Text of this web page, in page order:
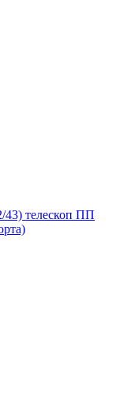
43) телескоп ПП